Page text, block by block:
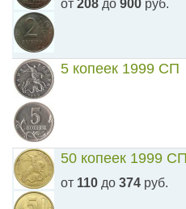
от 208 до 900 руб.
5 копеек 1999 СП
50 копеек 1999 СП
от 110 до 374 руб.